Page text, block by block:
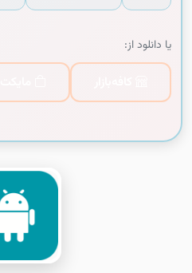
یا دانلود از: